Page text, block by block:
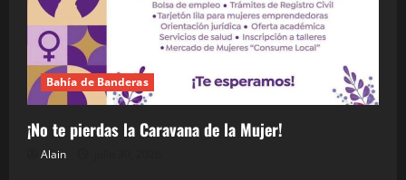
Bahía de Banderas
¡No te pierdas la Caravana de la Mujer!
Alain